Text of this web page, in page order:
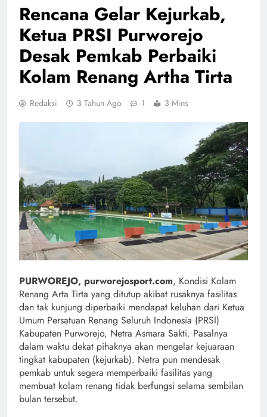
Rencana Gelar Kejurkab,
Ketua PRSI Purworejo
Desak Pemkab Perbaiki
Kolam Renang Artha Tirta
Redaksi 3 Tahun Ago 1 3 Mins
PURWOREJO, purworejosport.com, Kondisi Kolam
Renang Arta Tirta yang ditutup akibat rusaknya fasilitas
dan tak kunjung diperbaiki mendapat keluhan dari Ketua
Umum Persatuan Renang Seluruh Indonesia (PRSI)
Kabupaten Purworejo, Netra Asmara Sakti. Pasalnya
dalam waktu dekat pihaknya akan mengelar kejuaraan
tingkat kabupaten (kejurkab). Netra pun mendesak
pemkab untuk segera memperbaiki fasilitas yang
membuat kolam renang tidak berfungsi selama sembilan
bulan tersebut.